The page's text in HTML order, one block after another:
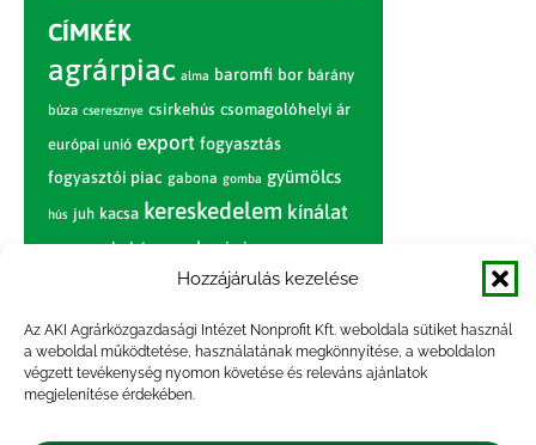
Hozzájárulás kezelése
Az AKI Agrárközgazdasági Intézet Nonprofit Kft. weboldala sütiket használ
a weboldal működtetése, használatának megkönnyítése, a weboldalon
végzett tevékenység nyomon követése és releváns ajánlatok
megjelenítése érdekében.
CÍMKÉK
agrárpiac alma baromfi bor bárány
búza cseresznye csirkehús csomagolóhelyi ár
európai unió export fogyasztás
fogyasztói piac gabona gomba gyümölcs
hús juh kacsa kereskedelem kínálat
körte marhahús nagybani piac narancs
nemzetközi árinformációk
paradicsom piac piaci jelentés
pulyka pulykahús sertés sertéshús
szarvasmarha termelés
termelői